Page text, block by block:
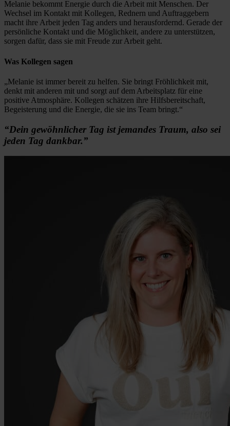
Melanie bekommt Energie durch die Arbeit mit Menschen. Der
Wechsel im Kontakt mit Kollegen, Rednern und Auftraggebern
macht ihre Arbeit jeden Tag anders und herausfordernd. Gerade der
persönliche Kontakt und die Möglichkeit, andere zu unterstützen,
sorgen dafür, dass sie mit Freude zur Arbeit geht.
Was Kollegen sagen
„Melanie ist immer bereit zu helfen. Sie bringt Fröhlichkeit mit,
denkt mit anderen mit und sorgt auf dem Arbeitsplatz für eine
positive Atmosphäre. Kollegen schätzen ihre Hilfsbereitschaft,
Begeisterung und die Energie, die sie ins Team bringt.“
“Dein gewöhnlicher Tag ist jemandes Traum, also sei
jeden Tag dankbar.”